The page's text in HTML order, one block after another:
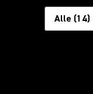
Alle (14)